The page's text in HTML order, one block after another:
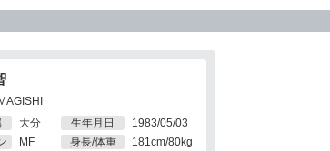
大分
MF
生年月日
1983/05/03
身長/体重
181cm/80kg